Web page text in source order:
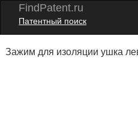
FindPatent.ru
Патентный поиск
Зажим для изоляции ушка